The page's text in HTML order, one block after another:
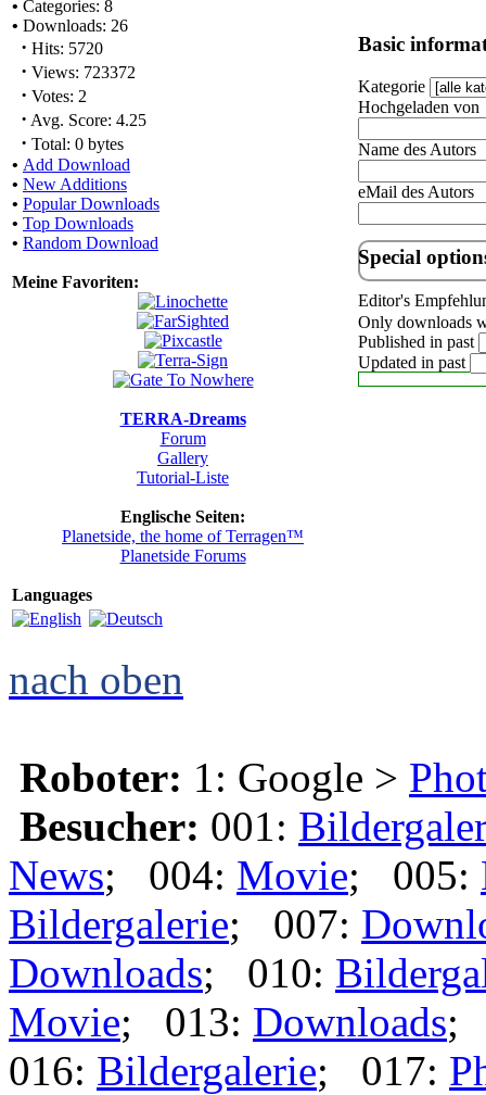
• Categories: 8
• Downloads: 26
· Hits: 5720
· Views: 723372
· Votes: 2
· Avg. Score: 4.25
· Total: 0 bytes
• Add Download
• New Additions
• Popular Downloads
• Top Downloads
• Random Download
Meine Favoriten:
TERRA-Dreams
Forum
Gallery
Tutorial-Liste
Englische Seiten:
Planetside, the home of Terragen™
Planetside Forums
Languages
Basic
Kategorie
Hochgeladen von
Name des Autors
eMail des Autors
Special
Editor's
Only downloads
Published in past
Updated in past
nach oben
Roboter: 1: Google >
Besucher: 001:
News; 004: Movie; 005:
Bildergalerie; 007:
Downloads; 010:
Movie; 013: Downloads;
016: Bildergalerie; 017: